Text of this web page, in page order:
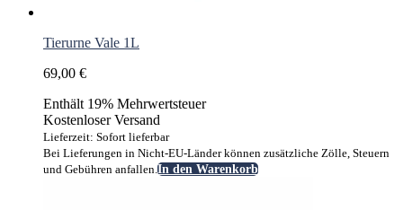
Tierurne Vale 1L
69,00 €
Enthält 19% Mehrwertsteuer
Kostenloser Versand
Lieferzeit: Sofort lieferbar
Bei Lieferungen in Nicht-EU-Länder können zusätzliche Zölle, Steuern
und Gebühren anfallen.In den Warenkorb